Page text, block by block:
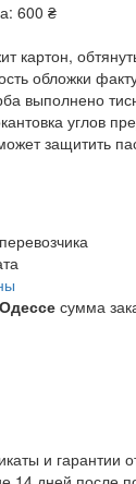
600 ₴
картон,
обложки
выполнено
углов
защитить
сумма
и гарантии